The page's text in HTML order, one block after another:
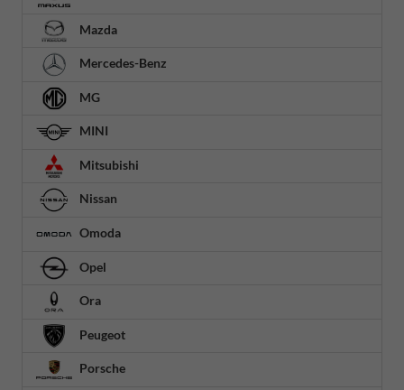
Mazda
Mercedes-Benz
MG
MINI
Mitsubishi
Nissan
Omoda
Opel
Ora
Peugeot
Porsche